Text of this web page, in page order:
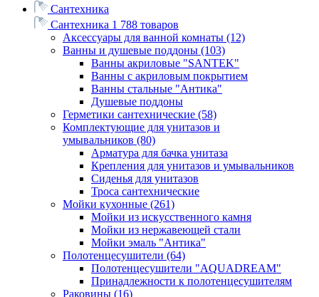
Сантехника
Сантехника 1 788 товаров
Аксессуары для ванной комнаты (12)
Ванны и душевые поддоны (103)
Ванны акриловые "SANTEK"
Ванны с акриловым покрытием
Ванны стальные "Антика"
Душевые поддоны
Герметики сантехнические (58)
Комплектующие для унитазов и
умывальников (80)
Арматура для бачка унитаза
Крепления для унитазов и умывальников
Сиденья для унитазов
Троса сантехнические
Мойки кухонные (261)
Мойки из искусственного камня
Мойки из нержавеющей стали
Мойки эмаль "Антика"
Полотенцесушители (64)
Полотенцесушители "AQUADREAM"
Принадлежности к полотенцесушителям
Раковины (16)